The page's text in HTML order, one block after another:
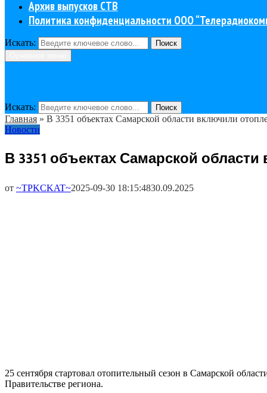
Архив выпусков СТВ
Политика конфиденциальности ООО
Искать:
Поиск
Искать: Поиск
Главная » В 3351 объектах Самарской области включили
Новости
В 3351 объектах Самарской
от ~TPKCKAT~2025-09-30 18:15:4830.09.2025
25 сентября стартовал отопительный сезон в Самарской
Правительстве региона.